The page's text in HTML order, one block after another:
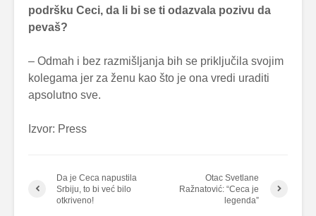
podršku Ceci, da li bi se ti odazvala pozivu da
pevaš?
– Odmah i bez razmišljanja bih se priključila svojim
kolegama jer za ženu kao što je ona vredi uraditi
apsolutno sve.
Izvor: Press
Da je Ceca napustila
Srbiju, to bi već bilo
otkriveno!
Otac Svetlane
Ražnatović: “Ceca je
legenda”